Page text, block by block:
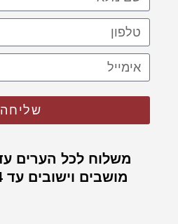
שליחה
מושבים וישובים עד 14 ימי עסקים.